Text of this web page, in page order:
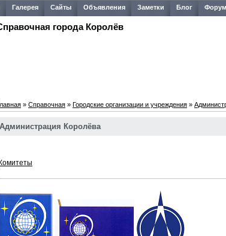
Галерея Сайты Объявления Заметки Блог Форум
города Королёв
» Справочная » Городские организации и учреждения »
Администрация Королёва
Комитеты